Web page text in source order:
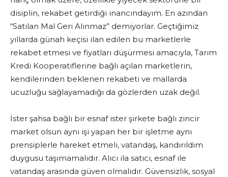
disiplin, rekabet getirdiği inancındayım. En azından
“Satılan Mal Geri Alınmaz” demiyorlar. Geçtiğimiz
yıllarda günah keçisi ilan edilen bu marketlerle
rekabet etmesi ve fiyatları düşürmesi amacıyla, Tarım
Kredi Kooperatiflerine bağlı açılan marketlerin,
kendilerinden beklenen rekabeti ve mallarda
ucuzluğu sağlayamadığı da gözlerden uzak değil.
İster şahsa bağlı bir esnaf ister şirkete bağlı zincir
market olsun aynı işi yapan her bir işletme aynı
prensiplerle hareket etmeli, vatandaş, kandırıldım
duygusu taşımamalıdır. Alıcı ila satıcı, esnaf ile
vatandaş arasında güven olmalıdır. Güvensizlik, sosyal